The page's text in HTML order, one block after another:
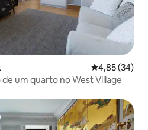
4,85 de uma
4,85 (34)
um quarto no West Village